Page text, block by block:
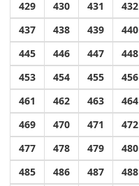
429
430 431 432
437
438 439 440
445
446 447 448
453
454 455 456
461
462 463 464
469
470 471 472
477
478 479 480
485
486 487 488